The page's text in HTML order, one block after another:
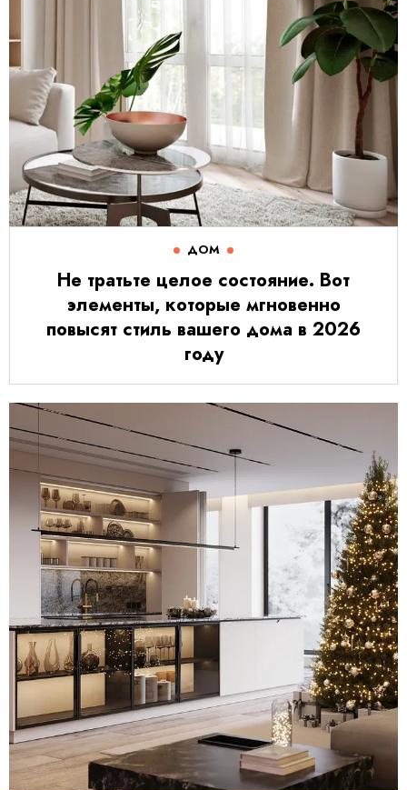
ДОМ
Не тратьте целое состояние. Вот
элементы, которые мгновенно
повысят стиль вашего дома в 2026
году